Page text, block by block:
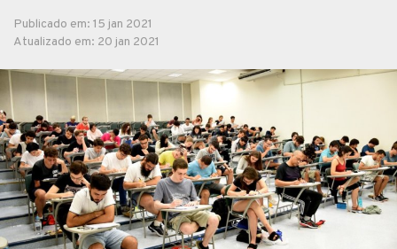
Publicado em: 15 jan 2021
Atualizado em: 20 jan 2021